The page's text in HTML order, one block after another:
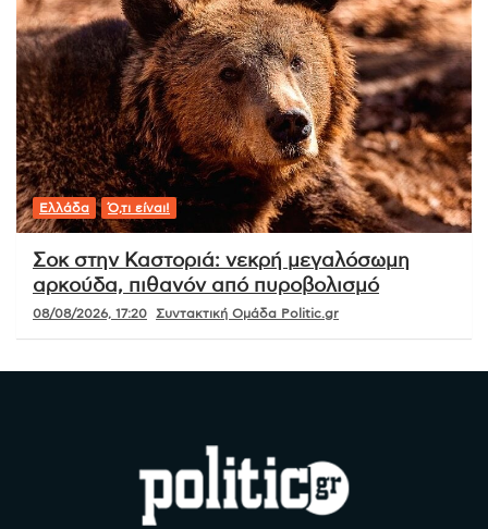
Ελλάδα Ό,τι είναι!
Σοκ στην Καστοριά: νεκρή μεγαλόσωμη
αρκούδα, πιθανόν από πυροβολισμό
08/08/2026, 17:20 Συντακτική Ομάδα Politic.gr